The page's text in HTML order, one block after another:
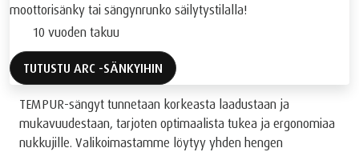
moottorisänky tai sängynrunko säilytystilalla!
10 vuoden takuu
TUTUSTU ARC -SÄNKYIHIN
TEMPUR-sängyt tunnetaan korkeasta laadustaan ja
mukavuudestaan, tarjoten optimaalista tukea ja ergonomiaa
nukkujille. Valikoimastamme löytyy yhden hengen